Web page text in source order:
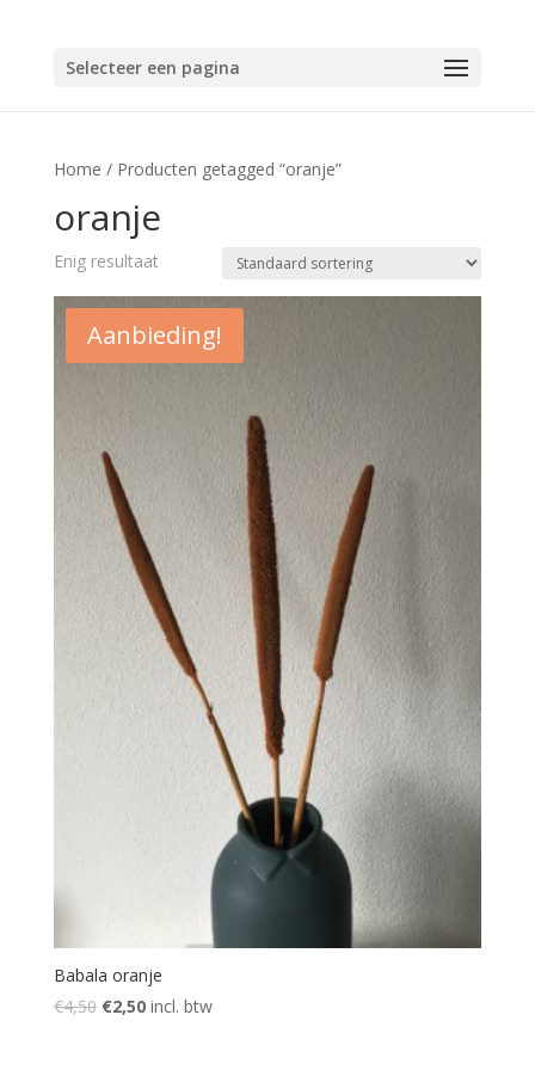
Selecteer een pagina
Home / Producten getagged “oranje”
oranje
Enig resultaat
Aanbieding!
Babala oranje
€4,50 Oorspronkelijke
€2,50Huidige
incl. btw